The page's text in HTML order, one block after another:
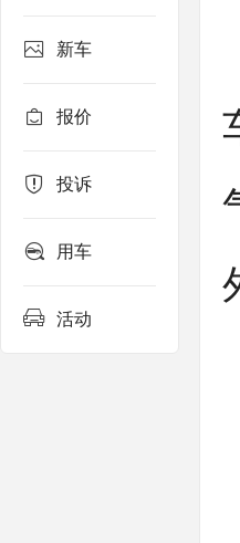
新车
报价
投诉
用车
活动